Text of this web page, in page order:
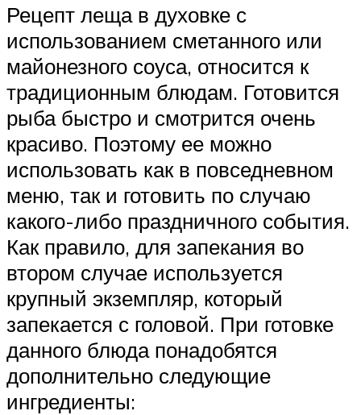
Рецепт леща в духовке с
использованием сметанного или
майонезного соуса, относится к
традиционным блюдам. Готовится
рыба быстро и смотрится очень
красиво. Поэтому ее можно
использовать как в повседневном
меню, так и готовить по случаю
какого-либо праздничного события.
Как правило, для запекания во
втором случае используется
крупный экземпляр, который
запекается с головой. При готовке
данного блюда понадобятся
дополнительно следующие
ингредиенты: